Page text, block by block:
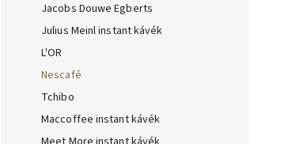
Jacobs Douwe Egberts
Julius Meinl instant kávék
L'OR
Nescafé
Tchibo
Maccoffee instant kávék